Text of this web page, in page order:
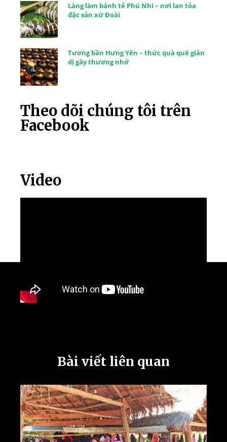
Làng làm bánh tẻ Phú Nhi – nơi lan tỏa
đặc sản xứ Đoài
Tương bần Hưng Yên – thức quà quê giản
dị gây thương nhớ
Theo dõi chúng tôi trên
Facebook
Video
Bài viết liên quan